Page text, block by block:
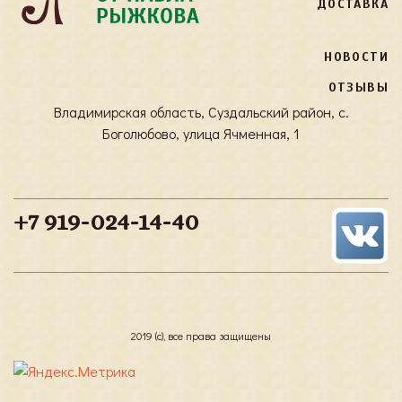
ДОСТАВКА
НОВОСТИ
ОТЗЫВЫ
Владимирская область, Суздальский район, с.
Боголюбово, улица Ячменная, 1
+7 919-024-14-40
2019 (с), все права защищены